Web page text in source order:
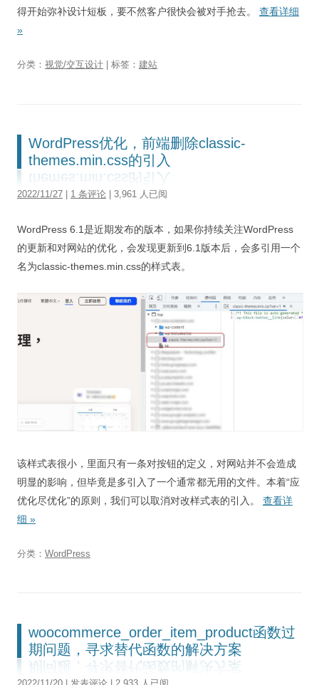
得开始弥补设计短板，要不然客户很快会被对手抢去。 查看详细
»
分类： 视觉/交互设计 | 标签： 建站
WordPress优化，前端删除classic-
themes.min.css的引入
2022/11/27 1 条评论 | 3,961 人已阅
WordPress 6.1是近期发布的版本，如果你持续关注WordPress
的更新和对网站的优化，会发现更新到6.1版本后，会多引用一个
名为classic-themes.min.css的样式表。
该样式表很小，里面只有一条对按钮的定义，对网站并不会造成
明显的影响，但毕竟是多引入了一个通常都无用的文件。本着“应
优化尽优化”的原则，我们可以取消对改样式表的引入。 查看详
细 »
分类： WordPress
woocommerce_order_item_product函数过
期问题，寻求替代函数的解决方案